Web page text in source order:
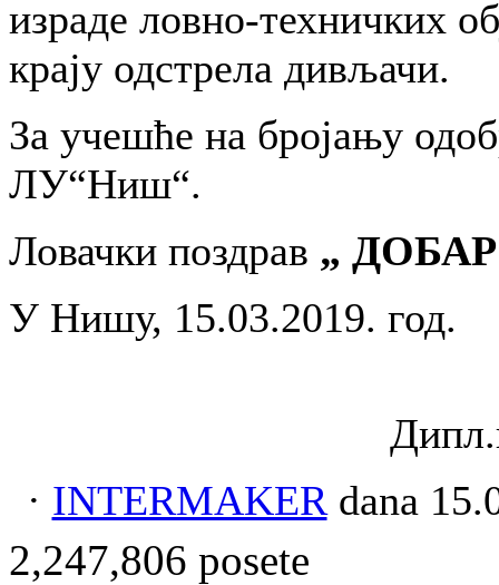
израде ловно-техничких
крају одстрела дивљачи.
За учешће на бројању
ЛУ“Ниш“.
Ловачки поздрав „
У Нишу, 15.03.2019. год.
· INTERMAKERdana
2,247,806 posete